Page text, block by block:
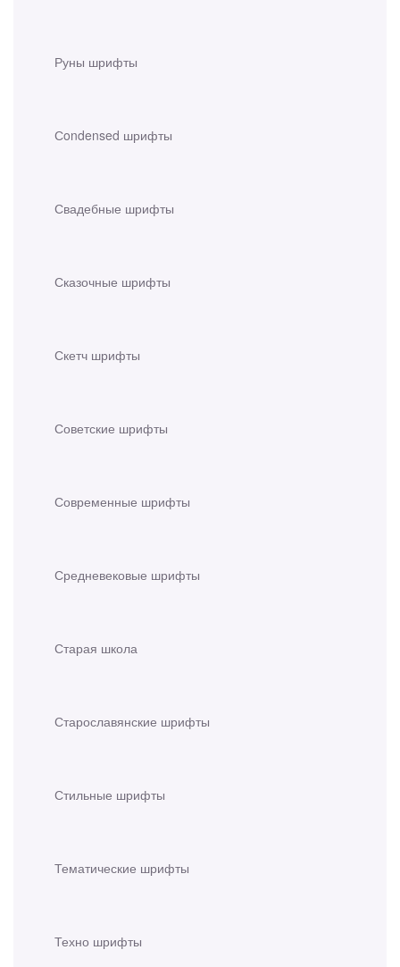
Руны шрифты
Сondensed шрифты
Свадебные шрифты
Сказочные шрифты
Скетч шрифты
Советские шрифты
Современные шрифты
Средневековые шрифты
Старая школа
Старославянские шрифты
Стильные шрифты
Тематические шрифты
Техно шрифты